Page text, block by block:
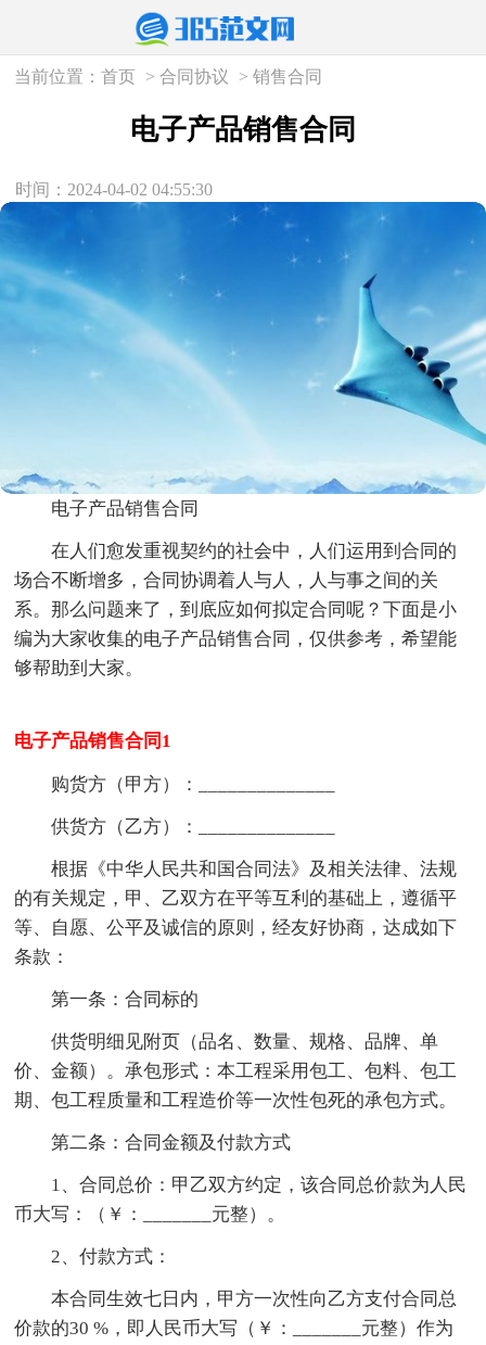
当前位置：首页 >合同协议 >销售合同
电子产品销售合同
时间：2024-04-02 04:55:30
电子产品销售合同
在人们愈发重视契约的社会中，人们运用到合同的
场合不断增多，合同协调着人与人，人与事之间的关
系。那么问题来了，到底应如何拟定合同呢？下面是小
编为大家收集的电子产品销售合同，仅供参考，希望能
够帮助到大家。
电子产品销售合同1
购货方（甲方）：______________
供货方（乙方）：______________
根据《中华人民共和国合同法》及相关法律、法规
的有关规定，甲、乙双方在平等互利的基础上，遵循平
等、自愿、公平及诚信的原则，经友好协商，达成如下
条款：
第一条：合同标的
供货明细见附页（品名、数量、规格、品牌、单
价、金额）。承包形式：本工程采用包工、包料、包工
期、包工程质量和工程造价等一次性包死的承包方式。
第二条：合同金额及付款方式
1、合同总价：甲乙双方约定，该合同总价款为人民
币大写：（￥：_______元整）。
2、付款方式：
本合同生效七日内，甲方一次性向乙方支付合同总
价款的30 %，即人民币大写（￥：_______元整）作为